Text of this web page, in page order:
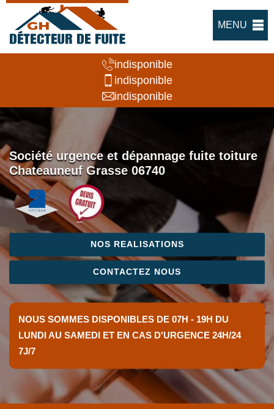
MENU
indisponible
indisponible
indisponible
Société urgence et dépannage fuite toiture
Chateauneuf Grasse 06740
NOS REALISATIONS
CONTACTEZ NOUS
NOUS SOMMES DISPONIBLES DE 07H - 19H DU
LUNDI AU SAMEDI ET EN CAS D'URGENCE 24H/24
7J/7